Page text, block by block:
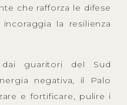
che rafforza le difese
la resilienza
guaritori del Sud
negativa, il Palo
e fortificare, pulire i